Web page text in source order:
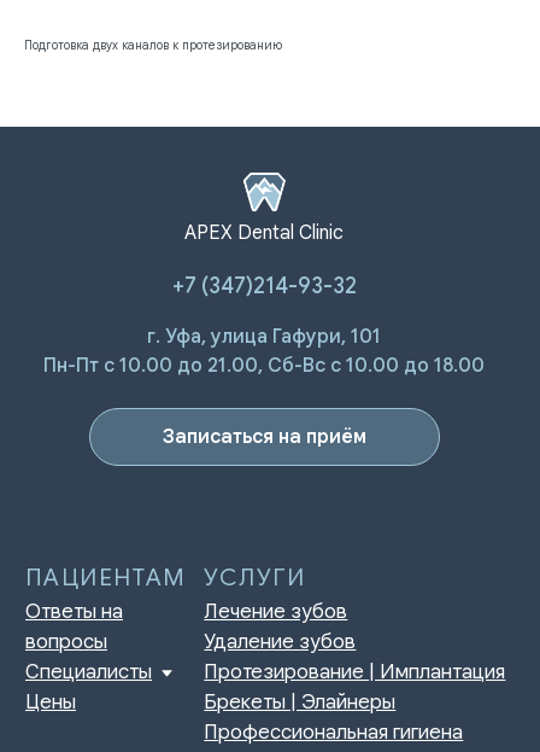
Подготовка двух каналов к протезированию
APEX Dental Clinic
+7 (347)214-93-32
г. Уфа, улица Гафури, 101
Пн-Пт с 10.00 до 21.00, Сб-Вс с 10.00 до 18.00
Записаться на приём
Лечение зубов
Протезирование | Имплантация
Профессиональная гигиена
ПРАВОВАЯ ИНФОРМАЦИЯ
Сертификаты и лицензии
Контакты и реквизиты
Политика конфиденциальности
Согласие на обработку